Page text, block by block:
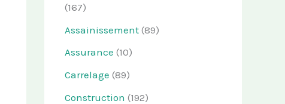
(167)
Assainissement (89)
Assurance (10)
Carrelage (89)
Construction (192)